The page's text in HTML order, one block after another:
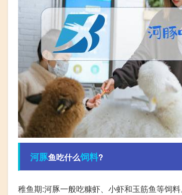
河豚鱼吃什么饲料?
稚鱼期:河豚一般吃糠虾、小虾和玉筋鱼等饲